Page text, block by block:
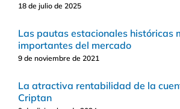
18 de julio de 2025
Las pautas estacionales históricas
importantes del mercado
9 de noviembre de 2021
La atractiva rentabilidad de la
Criptan